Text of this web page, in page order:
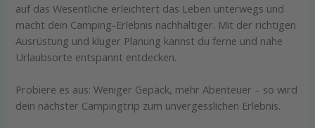
auf das Wesentliche erleichtert das Leben unterwegs und
macht dein Camping-Erlebnis nachhaltiger. Mit der richtigen
Ausrüstung und kluger Planung kannst du ferne und nahe
Urlaubsorte entspannt entdecken.
Probiere es aus: Weniger Gepäck, mehr Abenteuer – so wird
dein nächster Campingtrip zum unvergesslichen Erlebnis.